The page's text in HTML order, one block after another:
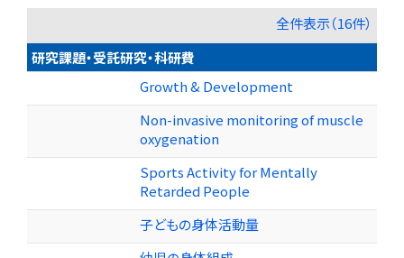
全件表示（16件）
研究課題・受託研究・科研費
Growth & Development
Non-invasive monitoring of muscle
oxygenation
Sports Activity for Mentally
Retarded People
子どもの身体活動量